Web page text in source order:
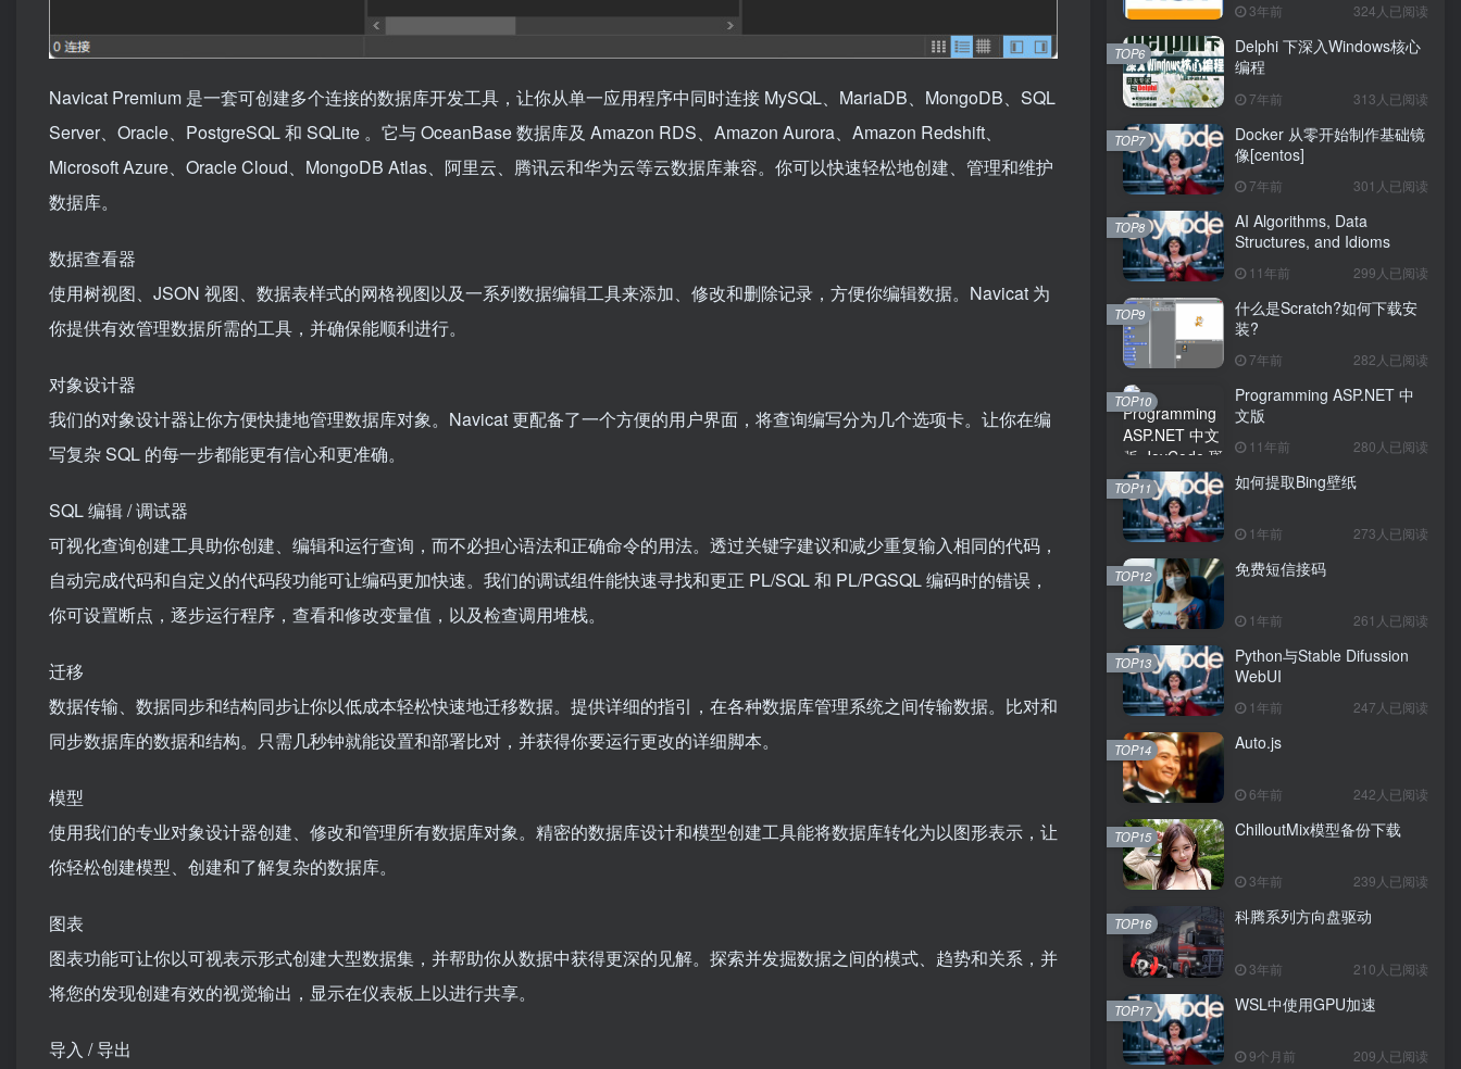
Navicat Premium 是一套可创建多个连接的数据库开发工具，让你从单一应用程序中同时连接 MySQL、MariaDB、MongoDB、SQL
Server、Oracle、PostgreSQL 和 SQLite 。它与 OceanBase 数据库及 Amazon RDS、Amazon Aurora、Amazon Redshift、
Microsoft Azure、Oracle Cloud、MongoDB Atlas、阿里云、腾讯云和华为云等云数据库兼容。你可以快速轻松地创建、管理和维护
数据库。
数据查看器
使用树视图、JSON 视图、数据表样式的网格视图以及一系列数据编辑工具来添加、修改和删除记录，方便你编辑数据。Navicat 为
你提供有效管理数据所需的工具，并确保能顺利进行。
对象设计器
我们的对象设计器让你方便快捷地管理数据库对象。Navicat 更配备了一个方便的用户界面，将查询编写分为几个选项卡。让你在编
写复杂 SQL 的每一步都能更有信心和更准确。
SQL 编辑 / 调试器
可视化查询创建工具助你创建、编辑和运行查询，而不必担心语法和正确命令的用法。透过关键字建议和减少重复输入相同的代码，
自动完成代码和自定义的代码段功能可让编码更加快速。我们的调试组件能快速寻找和更正 PL/SQL 和 PL/PGSQL 编码时的错误，
你可设置断点，逐步运行程序，查看和修改变量值，以及检查调用堆栈。
迁移
数据传输、数据同步和结构同步让你以低成本轻松快速地迁移数据。提供详细的指引，在各种数据库管理系统之间传输数据。比对和
同步数据库的数据和结构。只需几秒钟就能设置和部署比对，并获得你要运行更改的详细脚本。
模型
使用我们的专业对象设计器创建、修改和管理所有数据库对象。精密的数据库设计和模型创建工具能将数据库转化为以图形表示，让
你轻松创建模型、创建和了解复杂的数据库。
图表
图表功能可让你以可视表示形式创建大型数据集，并帮助你从数据中获得更深的见解。探索并发掘数据之间的模式、趋势和关系，并
将您的发现创建有效的视觉输出，显示在仪表板上以进行共享。
导入 / 导出
3年前 324人已阅读
Delphi 下深入Windows核心
编程
7年前 313人已阅读
TOP6
Docker 从零开始制作基础镜
像[centos]
7年前 301人已阅读
TOP7
AI Algorithms, Data
Structures, and Idioms
11年前 299人已阅读
TOP8
什么是Scratch?如何下载安
装?
7年前 282人已阅读
TOP9
Programming ASP.NET 中
文版
11年前 280人已阅读
TOP10
如何提取Bing壁纸
1年前 273人已阅读
TOP11
免费短信接码
1年前 261人已阅读
TOP12
Python与Stable Difussion
WebUI
1年前 247人已阅读
TOP13
Auto.js
6年前 242人已阅读
TOP14
ChilloutMix模型备份下载
3年前 239人已阅读
TOP15
科腾系列方向盘驱动
3年前 210人已阅读
TOP16
WSL中使用GPU加速
9个月前 209人已阅读
TOP17